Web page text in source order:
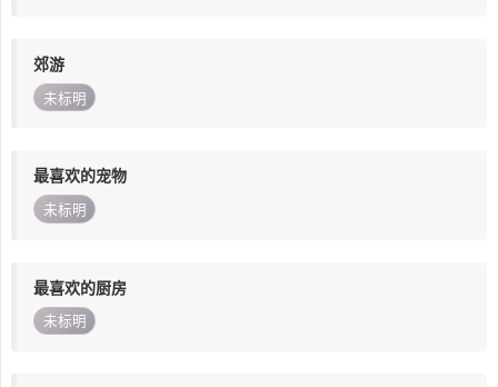
郊游
未标明
最喜欢的宠物
未标明
最喜欢的厨房
未标明